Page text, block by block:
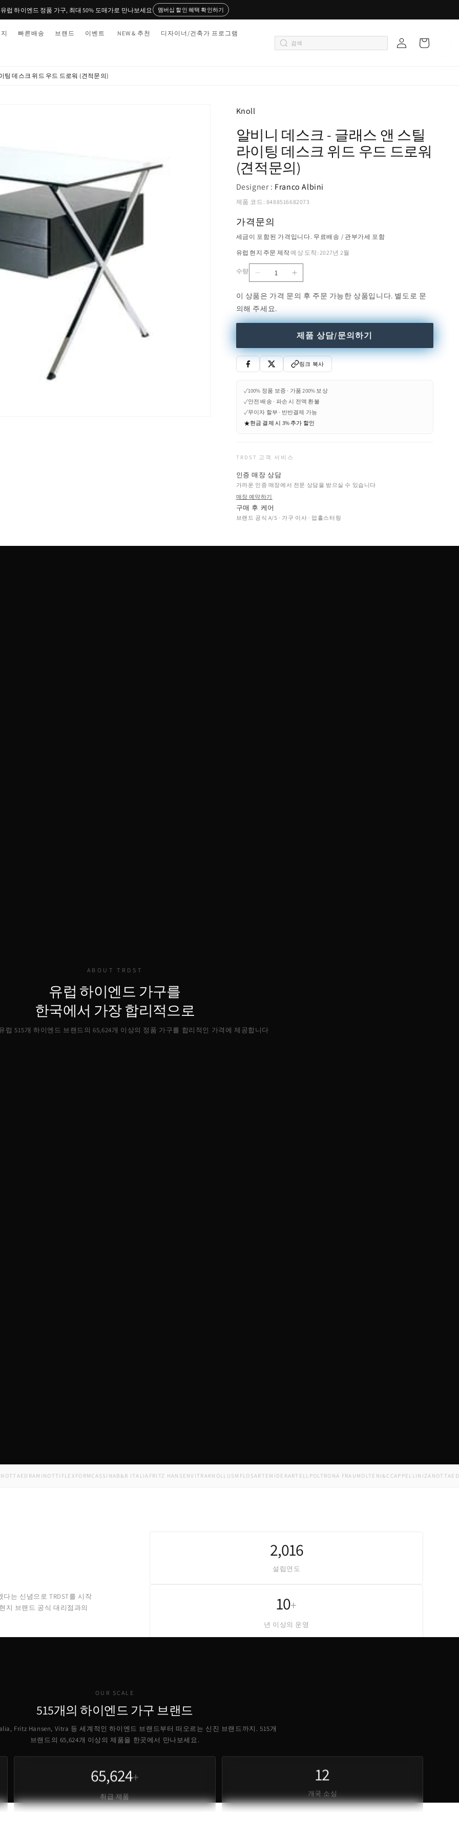
유럽 하이엔드 정품 가구, 최대 50% 도매가로 만나보세요 멤버십 할인 혜택 확인하기
빠른배송 브랜드 이벤트 NEW & 추천 디자이너/건축가 프로그램
그
트
팅 데스크 위드 우드 드로워 (견적문의)
Knoll
알비니 데스크 - 글래스 앤 스틸
라이팅 데스크 위드 우드 드로워
(견적문의)
Designer : Franco Albini
제품 코드: 8488516682073
가격문의
세금이 포함된 가격입니다. 무료배송 / 관부가세 포함
유럽 현지 주문 제작·예상 도착: 2027년 2월
량
수량
비
니
데
-
래
스
앤
스
틸
팅
데
스
크
위
드
드
알
비
니
데
크
-
글
래
스
앤
스
틸
스
드
드
이 상품은 가격 문의 후 주문 가능한 상품입니다. 별도로 문
의해 주세요.
제품 상담/문의하기
링크 복사
✓100% 정품 보증 · 가품 200% 보상
✓안전 배송 · 파손 시 전액 환불
✓무이자 할부 · 반반결제 가능
★현금 결제 시 3% 추가 할인
TRDST 고객 서비스
인증 매장 상담
가까운 인증 매장에서 전문 상담을 받으실 수 있습니다
매장 예약하기
구매 후 케어
브랜드 공식 A/S · 가구 이사 · 업홀스터링
ABOUT TRDST
유럽 하이엔드 가구를
한국에서 가장 합리적으로
럽 515개 하이엔드 브랜드의65,624개 이상의 정품 가구를 합리적인 가격에 제공합니다
EDRAMINOTTI FLEXFORMCASSINA B&B ITALIAFRITZ HANSENVITRA KNOLLUSMFLOS ARTEMIDE KARTELLPOLTRONA FRAU MOLTENI&C CAPPELLINIZANOTTAEDRA
는 신념으로 TRDST를 시작
지 브랜드 공식 대리점과의
2,016
설립연도
10+
년 이상의 운영
OUR SCALE
515개의 하이엔드 가구 브랜드
Fritz Hansen, Vitra 등 세계적인 하이엔드 브랜드부터 떠오르는 신진 브랜드까지. 515개
브랜드의 65,624개 이상의 제품을 한곳에서 만나보세요.
65,624+
취급 제품
12
개국 소싱